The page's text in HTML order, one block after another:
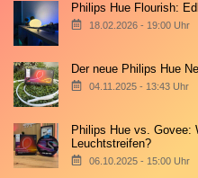
Philips Hue Flourish:
18.02.2026 - 19:00 Uhr
Der neue Philips Hue
04.11.2025 - 13:43 Uhr
Philips Hue vs. Govee:
Leuchtstreifen?
06.10.2025 - 15:00 Uhr